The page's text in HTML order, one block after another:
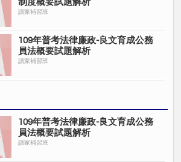
制度概要試題解析
讀家補習班
109年普考法律廉政-良文育成公務
員法概要試題解析
讀家補習班
109年普考法律廉政-良文育成公務
員法概要試題解析
讀家補習班